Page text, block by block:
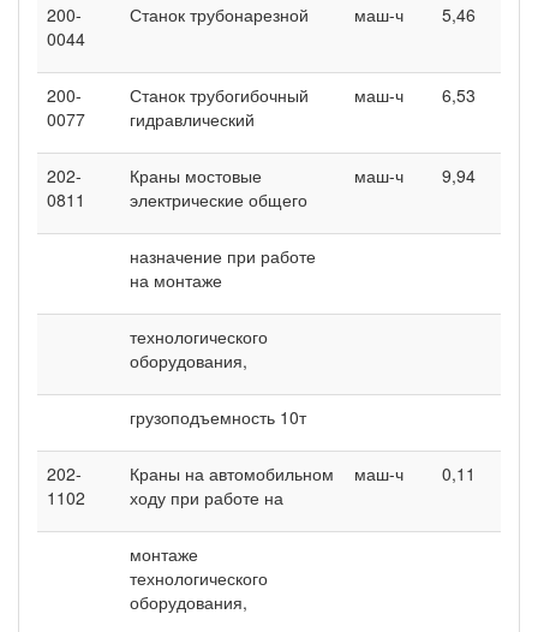
200-
0044
Станок трубонарезной маш-ч 5,46
200-
0077
Станок трубогибочный
гидравлический
маш-ч 6,53
202-
0811
Краны мостовые
электрические общего
маш-ч 9,94
назначение при работе
на монтаже
технологического
оборудования,
грузоподъемность 10т
202-
1102
Краны на автомобильном
ходу при работе на
маш-ч 0,11
монтаже
технологического
оборудования,